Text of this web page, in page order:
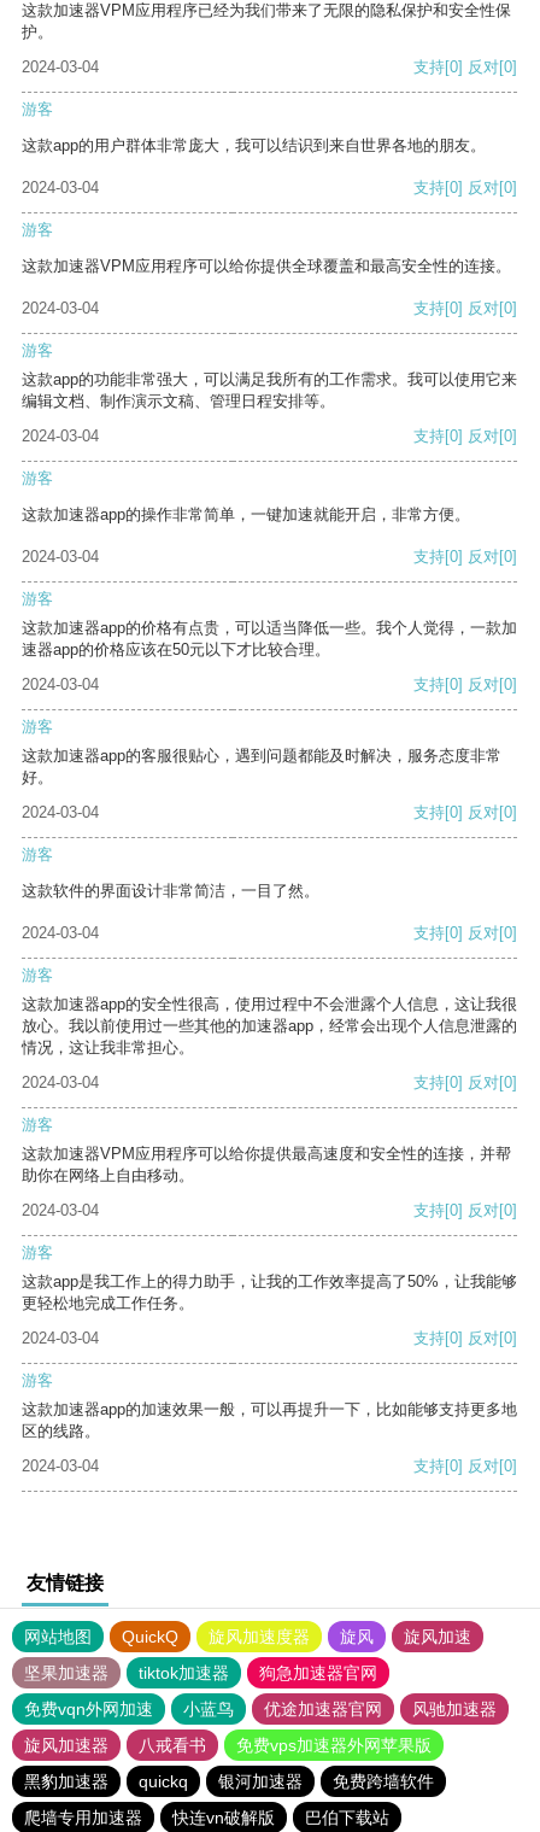
这款加速器VPM应用程序已经为我们带来了无限的隐私保护和安全性保
护。
2024-03-04
支持[0] 反对[0]
游客
这款app的用户群体非常庞大，我可以结识到来自世界各地的朋友。
2024-03-04 支持[0] 反对[0]
游客
这款加速器VPM应用程序可以给你提供全球覆盖和最高安全性的连接。
2024-03-04 支持[0] 反对[0]
游客
这款app的功能非常强大，可以满足我所有的工作需求。我可以使用它来
编辑文档、制作演示文稿、管理日程安排等。
2024-03-04
支持[0] 反对[0]
游客
这款加速器app的操作非常简单，一键加速就能开启，非常方便。
2024-03-04 支持[0] 反对[0]
游客
这款加速器app的价格有点贵，可以适当降低一些。我个人觉得，一款加
速器app的价格应该在50元以下才比较合理。
2024-03-04
支持[0] 反对[0]
游客
这款加速器app的客服很贴心，遇到问题都能及时解决，服务态度非常
好。
2024-03-04
支持[0] 反对[0]
游客
这款软件的界面设计非常简洁，一目了然。
2024-03-04 支持[0] 反对[0]
游客
这款加速器app的安全性很高，使用过程中不会泄露个人信息，这让我很
放心。我以前使用过一些其他的加速器app，经常会出现个人信息泄露的
情况，这让我非常担心。
2024-03-04
支持[0] 反对[0]
游客
这款加速器VPM应用程序可以给你提供最高速度和安全性的连接，并帮
助你在网络上自由移动。
2024-03-04
支持[0] 反对[0]
游客
这款app是我工作上的得力助手，让我的工作效率提高了50%，让我能够
更轻松地完成工作任务。
2024-03-04
支持[0] 反对[0]
游客
这款加速器app的加速效果一般，可以再提升一下，比如能够支持更多地
区的线路。
2024-03-04
支持[0] 反对[0]
友情链接
网站地图 QuickQ 旋风加速度器 旋风
旋风加速
坚果加速器
tiktok加速器
狗急加速器官网
免费vqn外网加速
小蓝鸟 优途加速器官网
风驰加速器
旋风加速器
八戒看书
免费vps加速器外网苹果版
黑豹加速器
quickq 银河加速器
免费跨墙软件
爬墙专用加速器
快连vn破解版 巴伯下载站